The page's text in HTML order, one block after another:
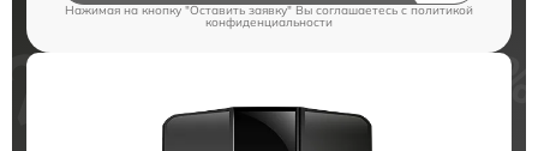
Нажимая на кнопку "Оставить заявку" Вы соглашаетесь cполитикой
конфиденциальности